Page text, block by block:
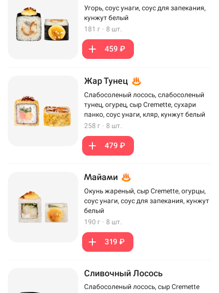
Угорь, соус унаги, соус для запекания,
кунжут белый
181 г · 8 шт.
459 ₽
Жар Тунец
Слабосоленый лосось, слабосоленый
тунец, огурец, сыр Cremette, сухари
панко, соус унаги, кляр, кунжут белый
258 г · 8 шт.
479 ₽
Майами
Окунь жареный, сыр Cremette, огурцы,
соус унаги, соус для запекания, кунжут
белый
190 г · 8 шт.
319 ₽
Сливочный Лосось
Слабосоленый лосось, сыр Cremette